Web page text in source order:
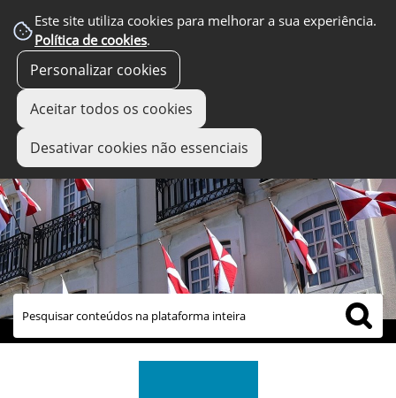
Este site utiliza cookies para melhorar a sua experiência.
Política de cookies.
Personalizar cookies
Aceitar todos os cookies
Desativar cookies não essenciais
links úteis